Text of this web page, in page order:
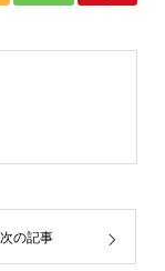
次の記事